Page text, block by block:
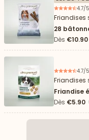
4.7/
Friandises
28
Dès €10.90
4.7/
Friandises
Friandise
Dès €5.90